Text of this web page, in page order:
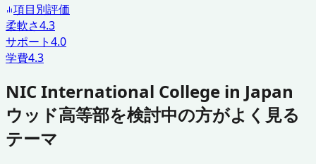
項目別評価
柔軟さ4.3
サポート4.0
学費4.3
NIC International College in Japan
ウッド高等部を検討中の方がよく見る
テーマ